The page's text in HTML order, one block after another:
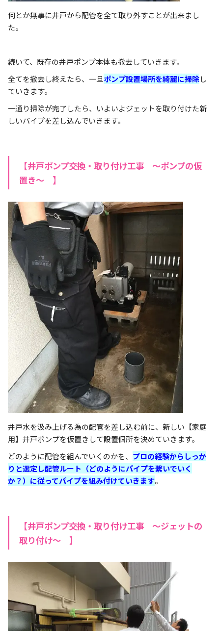
何とか無事に井戸から配管を全て取り外すことが出来まし
た。
続いて、既存の井戸ポンプ本体も撤去していきます。
全てを撤去し終えたら、一旦ポンプ設置場所を綺麗に掃除し
ていきます。
一通り掃除が完了したら、いよいよジェットを取り付けた新
しいパイプを差し込んでいきます。
【井戸ポンプ交換・取り付け工事 ～ポンプの仮
置き～ 】
井戸水を汲み上げる為の配管を差し込む前に、新しい【家庭
用】井戸ポンプを仮置きして設置個所を決めていきます。
どのように配管を組んでいくのかを、 プロの経験からしっか
りと選定し配管ルート（どのようにパイプを繋いでいく
か？）に従ってパイプを組み付けていきます。
【井戸ポンプ交換・取り付け工事 ～ジェットの
取り付け～ 】